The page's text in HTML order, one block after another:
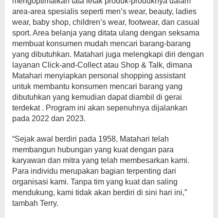
area-area spesialis seperti men’s wear, beauty, ladies
wear, baby shop, children’s wear, footwear, dan casual
sport. Area belanja yang ditata ulang dengan seksama
membuat konsumen mudah mencari barang-barang
yang dibutuhkan. Matahari juga melengkapi diri dengan
layanan Click-and-Collect atau Shop & Talk, dimana
Matahari menyiapkan personal shopping assistant
untuk membantu konsumen mencari barang yang
dibutuhkan yang kemudian dapat diambil di gerai
terdekat . Program ini akan sepenuhnya dijalankan
pada 2022 dan 2023.
“Sejak awal berdiri pada 1958, Matahari telah
membangun hubungan yang kuat dengan para
karyawan dan mitra yang telah membesarkan kami.
Para individu merupakan bagian terpenting dari
organisasi kami. Tanpa tim yang kuat dan saling
mendukung, kami tidak akan berdiri di sini hari ini,”
tambah Terry.